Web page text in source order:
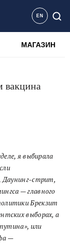
EN
МАГАЗИН
я выбирала
Даунинг-стрит,
— главного
Брекзит
выборах, а
или
—